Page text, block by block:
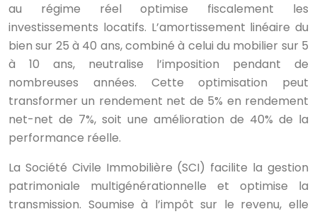
au régime réel optimise fiscalement les
investissements locatifs. L’amortissement linéaire du
bien sur 25 à 40 ans, combiné à celui du mobilier sur 5
à 10 ans, neutralise l’imposition pendant de
nombreuses années. Cette optimisation peut
transformer un rendement net de 5% en rendement
net-net de 7%, soit une amélioration de 40% de la
performance réelle.
La Société Civile Immobilière (SCI) facilite la gestion
patrimoniale multigénérationnelle et optimise la
transmission. Soumise à l’impôt sur le revenu, elle